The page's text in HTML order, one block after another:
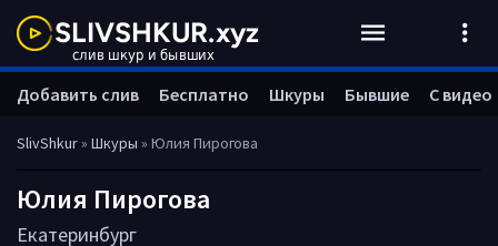
SlivShkur» Шкуры » Юлия Пирогова
Юлия Пирогова
Екатеринбург
Добавить слив Бесплатно Шкуры Бывшие С видео